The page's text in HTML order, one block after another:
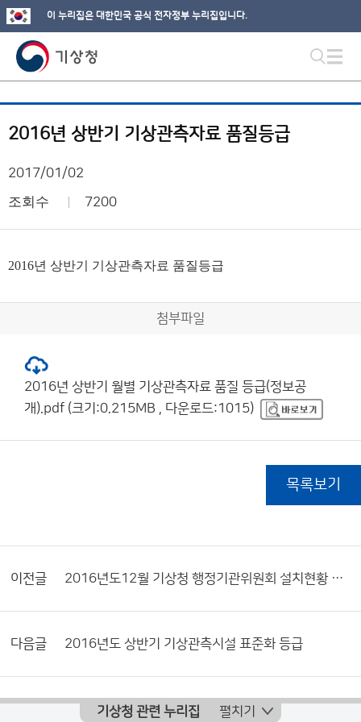
이 누리집은 대한민국 공식 전자정부 누리집입니다.
2016년 상반기 기상관측자료 품질등급
2017/01/02
조회수 7200
2016년 상반기 기상관측자료 품질등급
첨부파일
2016년 상반기 월별 기상관측자료 품질 등급(정보공
개).pdf (크기:0.215MB , 다운로드:1015)
목록보기
이전글 2016년도12월 기상청 행정기관위원회 설치현황 및 활동내역서
다음글 2016년도 상반기 기상관측시설 표준화 등급
기상청 관련 누리집 펼치기